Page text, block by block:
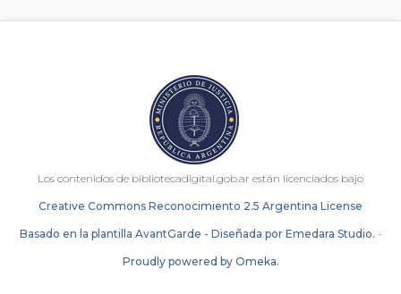
Los contenidos de bibliotecadigital.gob.ar están licenciados bajo
Creative Commons Reconocimiento 2.5 Argentina License
Basado en la plantilla AvantGarde - Diseñada por Emedara Studio. -
Proudly powered by Omeka.